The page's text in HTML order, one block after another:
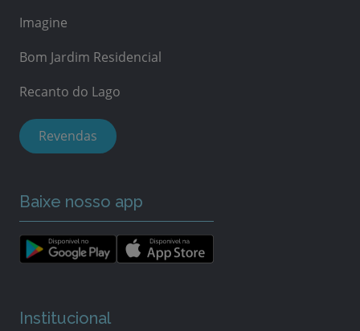
Imagine
Bom Jardim Residencial
Recanto do Lago
Revendas
Baixe nosso app
Institucional